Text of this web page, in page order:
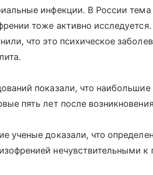
инфекции. В России
тоже активно
что это психическое
показали, что
пять лет после
ученые доказали, что
нечувствительными к